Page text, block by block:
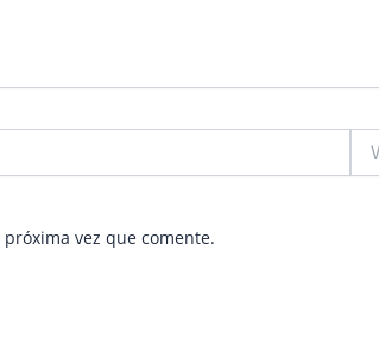
vez que comente.